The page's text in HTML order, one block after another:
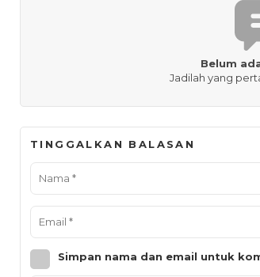
Belum
Jadilah yang
TINGGALKAN BALASAN
Simpan nama dan email untuk